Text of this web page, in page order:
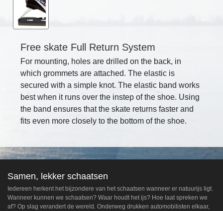
Free skate Full Return System
For mounting, holes are drilled on the back, in
which grommets are attached. The elastic is
secured with a simple knot. The elastic band works
best when it runs over the instep of the shoe. Using
the band ensures that the skate returns faster and
fits even more closely to the bottom of the shoe.
Samen, lekker schaatsen
Iedereen herkent het bijzondere van het schaatsen wanneer er natuurijs ligt.
Wanneer kunnen we schaatsen? Waar houdt het ijs? Hoe laat spreken we
af? Op slag verandert de wereld. Onderweg drukken automobilisten elkaar,